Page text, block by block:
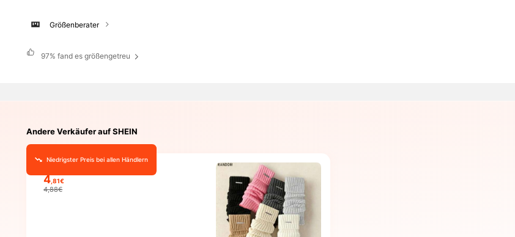
Größenberater
97% fand es größengetreu
Andere Verkäufer auf SHEIN
Niedrigster Preis bei allen Händlern
4 ,81€
4,88€